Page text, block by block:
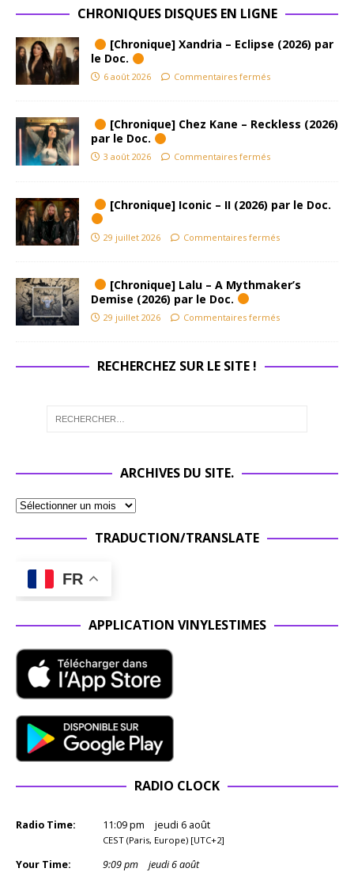
CHRONIQUES DISQUES EN LIGNE
[Chronique] Xandria – Eclipse (2026) par
le Doc.
6 août 2026 Commentaires fermés
[Chronique] Chez Kane – Reckless (2026)
par le Doc.
3 août 2026 Commentaires fermés
[Chronique] Iconic – II (2026) par le Doc.
29 juillet 2026 Commentaires fermés
[Chronique] Lalu – A Mythmaker’s
Demise (2026) par le Doc.
29 juillet 2026 Commentaires fermés
RECHERCHEZ SUR LE SITE !
ARCHIVES DU SITE.
TRADUCTION/TRANSLATE
FR
APPLICATION VINYLESTIMES
RADIO CLOCK
Radio Time: 11:09pm jeudi 6 août
CEST (Paris, Europe) [UTC+2]
Your Time: 9:09pm jeudi 6 août